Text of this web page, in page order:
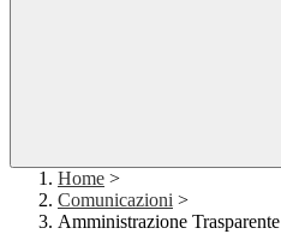
Home >
Comunicazioni >
Amministrazione Trasparente